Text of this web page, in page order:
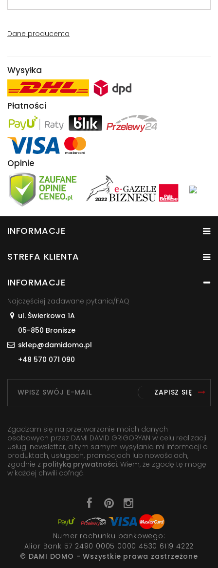
Dane producenta
Wysyłka
Płatności
Opinie
INFORMACJE
STREFA KLIENTA
INFORMACJE
Najczęściej zadawane pytania/FAQ
ul. Świerkowa 1A
05-850 Bronisze
sklep@damidomo.pl
+48 570 071 090
ZAPISZ SIĘ
Zgadzam się na przetwarzanie moich danych
osobowych przez DAMI DAVID GRIGORYAN w celu realizacji
usługi newsletter, a tym samym wysyłania mi informacji o
produktach, usługach, promocjach lub nowościach,
zgodnie z polityką prywatności. Wiem, że zgodę tę mogę
w każdej chwili cofnąć.
Numer rachunku bankowego:
Alior Bank 57 2490 0005 0000 4530 6119 4222
© DAMI DOMO - Wszystkie prawa zastrzeżone